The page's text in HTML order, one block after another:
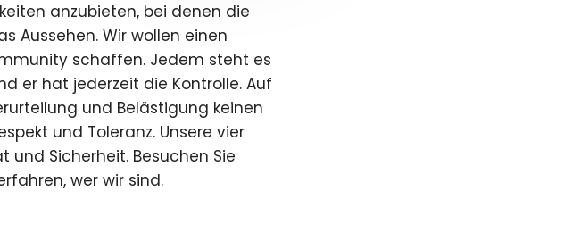
anzubieten, bei denen die
Aussehen. Wir wollen einen
schaffen. Jedem steht es
er hat jederzeit die Kontrolle. Auf
und Belästigung keinen
und Toleranz. Unsere vier
und Sicherheit. Besuchen Sie
wer wir sind.